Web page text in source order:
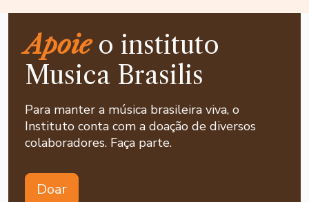
Apoieo instituto
Musica Brasilis
Para manter a música brasileira viva, o
Instituto conta com a doação de diversos
colaboradores. Faça parte.
Doar